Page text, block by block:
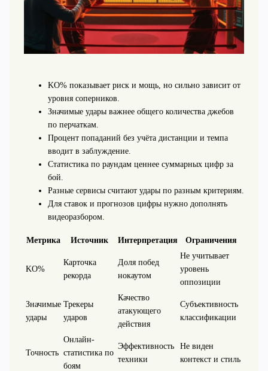
KO% показывает риск и мощь, но сильно зависит от
уровня соперников.
Значимые удары важнее общего количества джебов
по перчаткам.
Процент попаданий без учёта дистанции и темпа
вводит в заблуждение.
Статистика по раундам ценнее суммарных цифр за
бой.
Разные сервисы считают удары по разным критериям.
Для ставок и прогнозов цифры нужно дополнять
видеоразбором.
Метрика Источник Интерпретация Ограничения
KO%
Карточка
рекорда
Доля побед
нокаутом
Не учитывает
уровень
оппозиции
Значимые
удары
Трекеры
ударов
Качество
атакующего
действия
Субъективность
классификации
Точность
Онлайн-
статистика по
боям
Эффективность
техники
Не виден
контекст и стиль